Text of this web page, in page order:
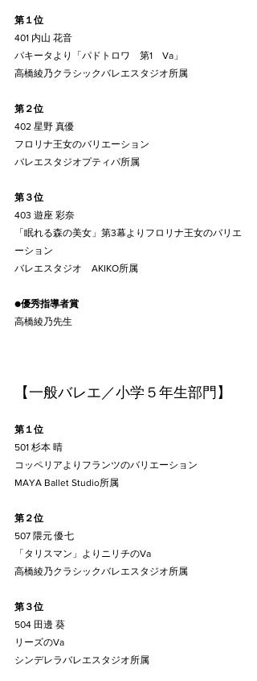
第１位
401 内山 花音
パキータより「パドトロワ　第1　Va」
高橋綾乃クラシックバレエスタジオ所属
第２位
402 星野 真優
フロリナ王女のバリエーション
バレエスタジオプティパ所属
第３位
403 遊座 彩奈
「眠れる森の美女」第3幕よりフロリナ王女のバリエ
ーション
バレエスタジオ　AKIKO所属
●優秀指導者賞
高橋綾乃先生
【一般バレエ／小学５年生部門】
第１位
501 杉本 晴
コッペリアよりフランツのバリエーション
MAYA Ballet Studio所属
第２位
507 隈元 優七
「タリスマン」よりニリチのVa
高橋綾乃クラシックバレエスタジオ所属
第３位
504 田邊 葵
リーズのVa
シンデレラバレエスタジオ所属